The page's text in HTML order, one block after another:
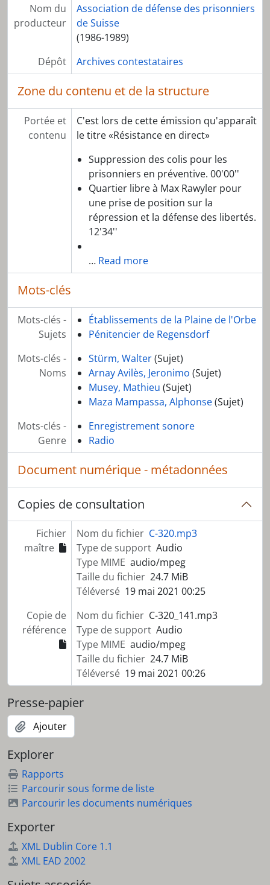
Nom du
producteur
Association de défense des prisonniers
de Suisse
(1986-1989)
Dépôt
Archives contestataires
Zone du contenu et de la structure
Portée et
contenu
C'est lors de cette émission qu'apparaît
le titre «Résistance en direct»
Suppression des colis pour les
prisonniers en préventive. 00'00''
Quartier libre à Max Rawyler pour
une prise de position sur la
répression et la défense des libertés.
12'34''
… Read more
Mots-clés
Mots-clés -
Sujets
Établissements de la Plaine de l'Orbe
Pénitencier de Regensdorf
Mots-clés -
Noms
Stürm, Walter(Sujet)
Arnay Avilès, Jeronimo (Sujet)
Musey, Mathieu (Sujet)
Maza Mampassa, Alphonse(Sujet)
Mots-clés -
Genre
Enregistrement sonore
Radio
Document numérique - métadonnées
Copies de consultation
Fichier
maître
Nom du fichier C-320.mp3
Type de support Audio
Type MIME audio/mpeg
Taille du fichier 24.7 MiB
Téléversé 19 mai 2021 00:25
Copie de
référence
Nom du fichier C-320_141.mp3
Type de support Audio
Type MIME audio/mpeg
Taille du fichier 24.7 MiB
Téléversé 19 mai 2021 00:26
Presse-papier
Ajouter
Explorer
Rapports
Parcourir sous forme de liste
Parcourir les documents numériques
Exporter
XML Dublin Core 1.1
XML EAD 2002